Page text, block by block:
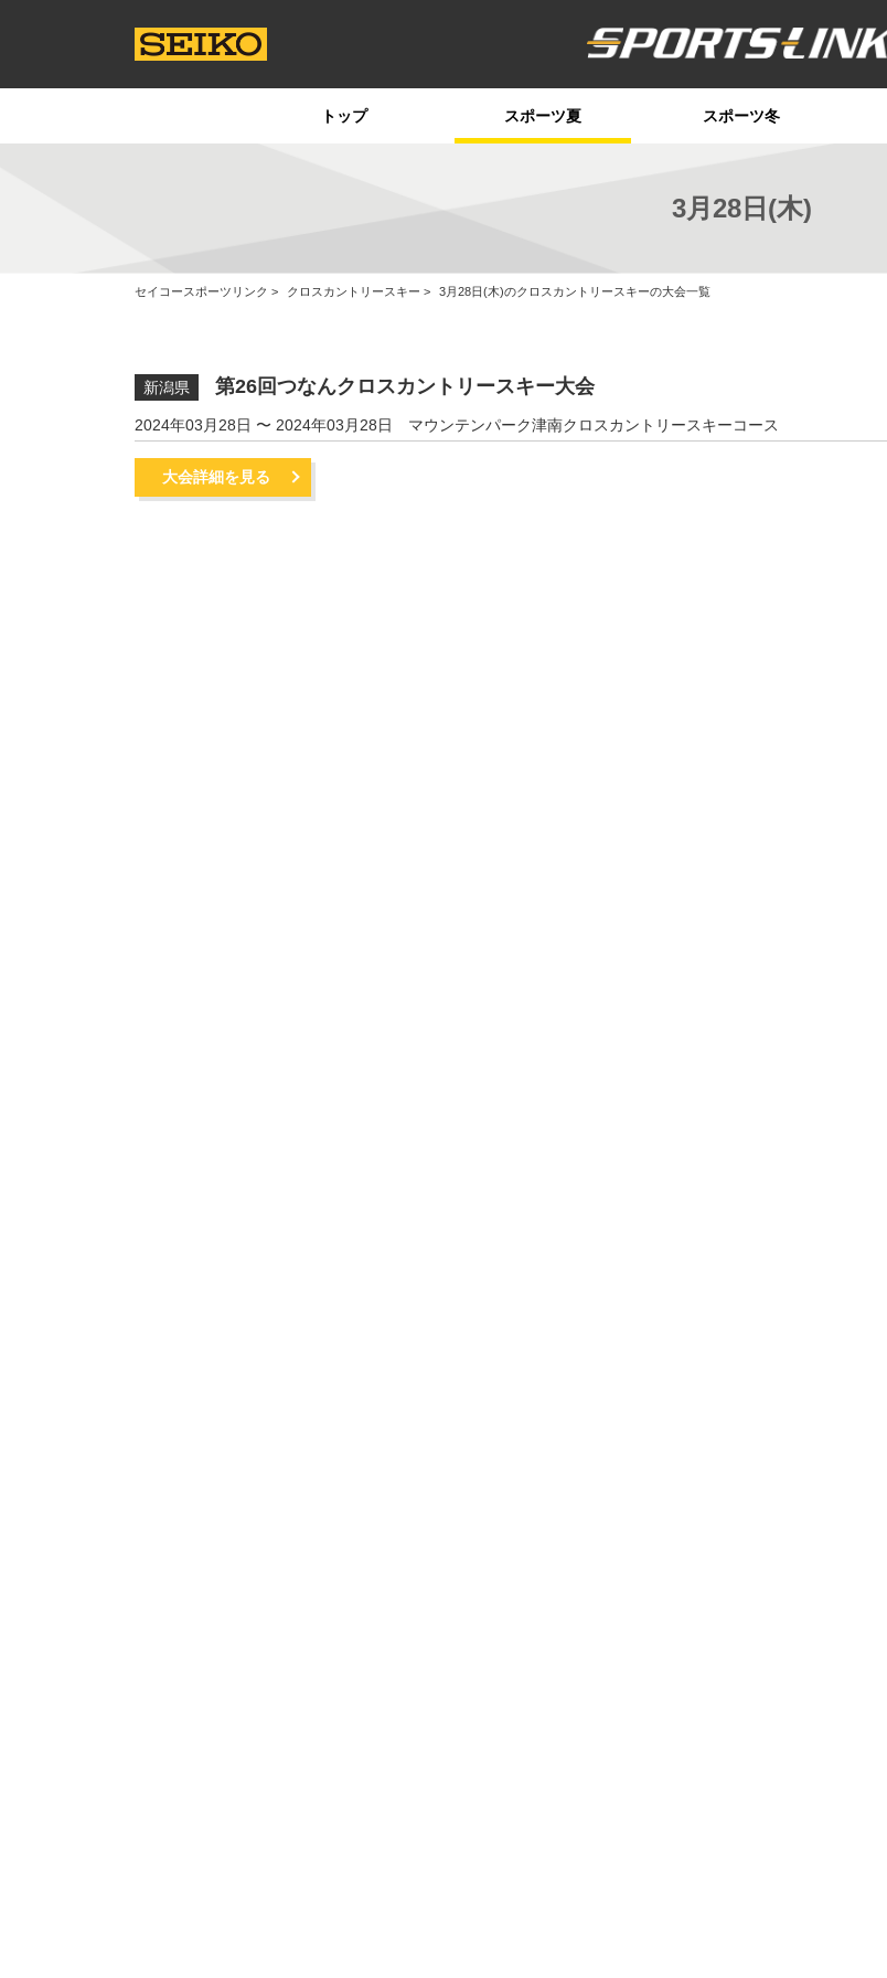
トップ スポーツ夏 スポーツ冬
3月28日(木)
セイコースポーツリンク クロスカントリースキー 3月28日(木)のクロスカントリースキーの大会一覧
新潟県 第26回つなんクロスカントリースキー大会
2024年03月28日 〜 2024年03月28日 マウンテンパーク津南クロスカントリースキーコース
大会詳細を見る